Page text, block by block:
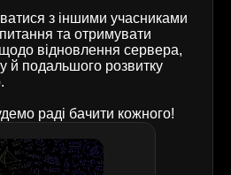
з іншими учасниками
та отримувати
відновлення сервера,
й подальшого розвитку
раді бачити кожного!